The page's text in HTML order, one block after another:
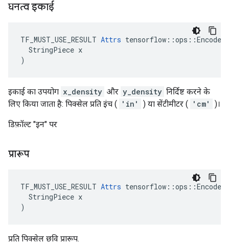
घनत्व इकाई
TF_MUST_USE_RESULT Attrs
  StringPiece x
)
इकाई का उपयोग x_density और y_density निर्दिष्ट करने के
लिए किया जाता है: पिक्सेल प्रति इंच ( 'in' ) या सेंटीमीटर ( 'cm' )।
डिफ़ॉल्ट "इन" पर
प्रारूप
TF_MUST_USE_RESULT Attrs
  StringPiece x
)
प्रति पिक्सेल छवि प्रारूप.